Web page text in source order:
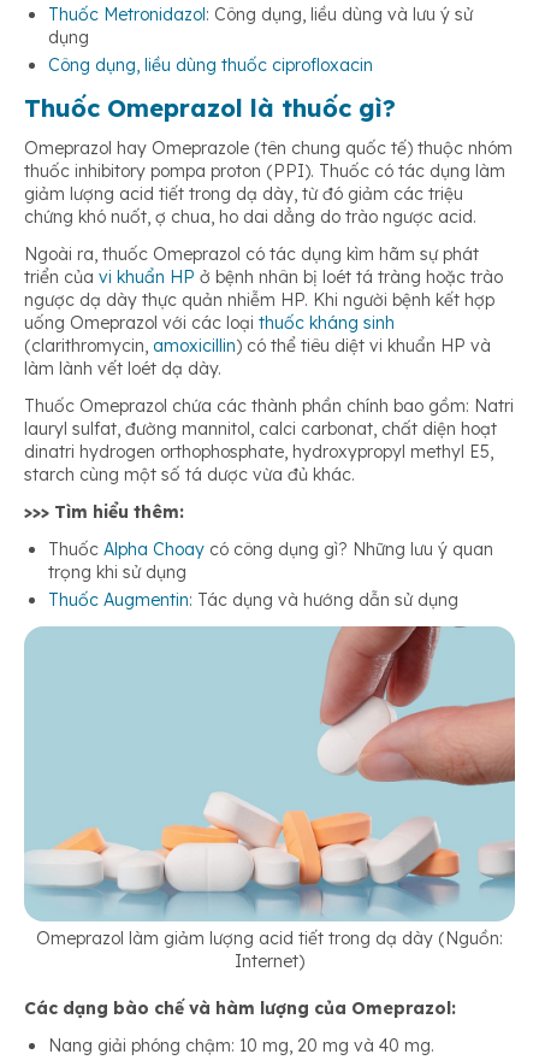
Thuốc Metronidazol: Công dụng, liều dùng và lưu ý sử
dụng
Công dụng, liều dùng thuốc ciprofloxacin
Thuốc Omeprazol là thuốc gì?
Omeprazol hay Omeprazole (tên chung quốc tế) thuộc nhóm
thuốc inhibitory pompa proton (PPI). Thuốc có tác dụng làm
giảm lượng acid tiết trong dạ dày, từ đó giảm các triệu
chứng khó nuốt, ợ chua, ho dai dẳng do trào ngược acid.
Ngoài ra, thuốc Omeprazol có tác dụng kìm hãm sự phát
triển của vi khuẩn HP ở bệnh nhân bị loét tá tràng hoặc trào
ngược dạ dày thực quản nhiễm HP. Khi người bệnh kết hợp
uống Omeprazol với các loại thuốc kháng sinh
(clarithromycin, amoxicillin) có thể tiêu diệt vi khuẩn HP và
làm lành vết loét dạ dày.
Thuốc Omeprazol chứa các thành phần chính bao gồm: Natri
lauryl sulfat, đường mannitol, calci carbonat, chất diện hoạt
dinatri hydrogen orthophosphate, hydroxypropyl methyl E5,
starch cùng một số tá dược vừa đủ khác.
>>> Tìm hiểu thêm:
Thuốc Alpha Choay có công dụng gì? Những lưu ý quan
trọng khi sử dụng
Thuốc Augmentin: Tác dụng và hướng dẫn sử dụng
Omeprazol làm giảm lượng acid tiết trong dạ dày (Nguồn:
Internet)
Các dạng bào chế và hàm lượng của Omeprazol:
Nang giải phóng chậm: 10 mg, 20 mg và 40 mg.